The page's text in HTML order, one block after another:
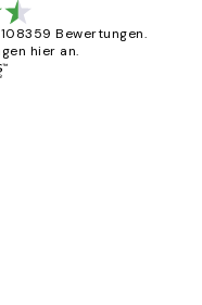
Bewertungen.
hier an.